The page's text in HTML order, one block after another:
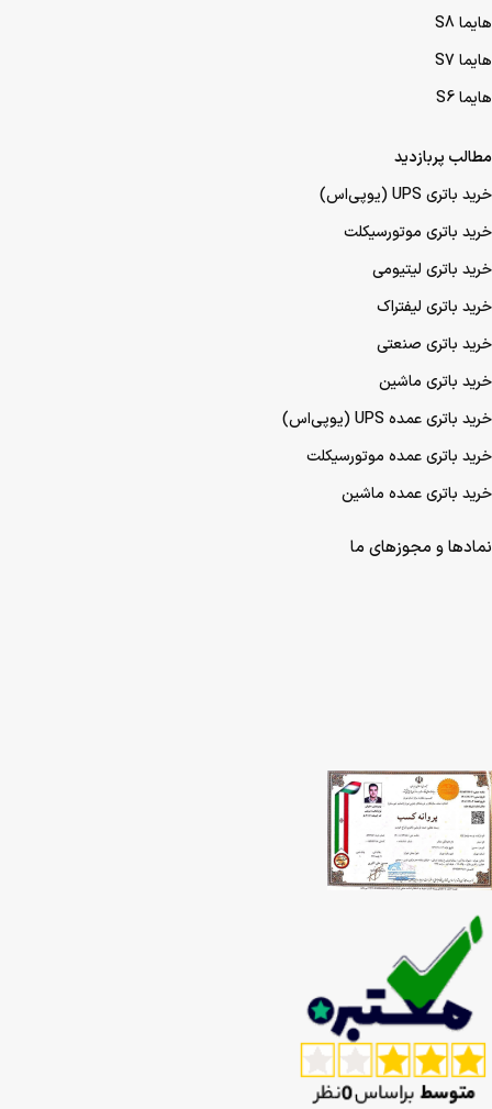
هایما S8
هایما S7
هایما S6
مطالب پربازدید
خرید باتری UPS (یو‌پی‌اس)
خرید باتری موتورسیکلت
خرید باتری لیتیومی
خرید باتری لیفتراک
خرید باتری صنعتی
خرید باتری ماشین
خرید باتری عمده UPS (یو‌پی‌اس)
خرید باتری عمده موتورسیکلت
خرید باتری عمده ماشین
نمادها و مجوزهای ما